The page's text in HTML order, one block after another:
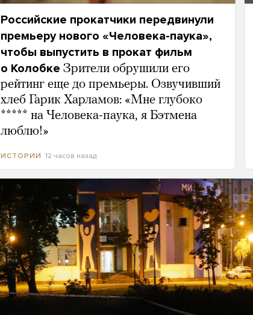
Российские прокатчики передвинули
премьеру нового «Человека-паука»,
чтобы выпустить в прокат фильм
о Колобке Зрители обрушили его
рейтинг еще до премьеры. Озвучивший
хлеб Гарик Харламов: «Мне глубоко
***** на Человека-паука, я Бэтмена
люблю!»
ИСТОРИИ 12 часов назад